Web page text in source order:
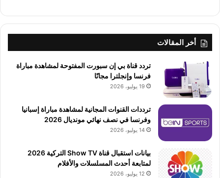
أخر المقالات
تردد قناة بي إن سبورت المفتوحة لمشاهدة مباراة
فرنسا وإنجلترا مجانًا
19 يوليو، 2026
ترددات القنوات المجانية لمشاهدة مباراة إسبانيا
وفرنسا في نصف نهائي مونديال 2026
14 يوليو، 2026
بيانات استقبال قناة Show TV التركية 2026
لمتابعة أحدث المسلسلات والأفلام
12 يوليو، 2026